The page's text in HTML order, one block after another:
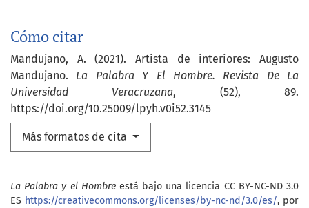
Cómo citar
Mandujano, A. (2021). Artista de interiores: Augusto
Mandujano. La Palabra Y El Hombre. Revista De La
Universidad Veracruzana, (52), 89.
https://doi.org/10.25009/lpyh.v0i52.3145
Más formatos de cita
La Palabra y el Hombreestá bajo una licencia CC BY-NC-ND 3.0
ES https://creativecommons.org/licenses/by-nc-nd/3.0/es/, por